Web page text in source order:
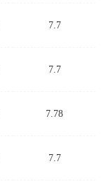
7.7
7.7
7.78
7.7